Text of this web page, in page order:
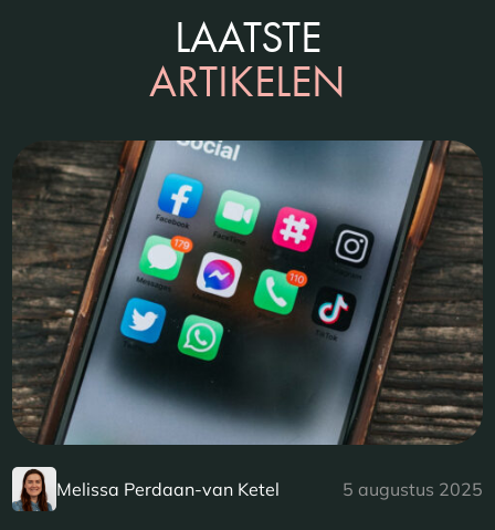
LAATSTE
ARTIKELEN
Melissa Perdaan-van Ketel 5 augustus 2025